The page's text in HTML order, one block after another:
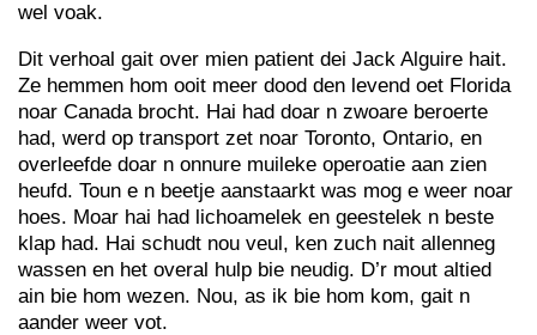
wel voak.
Dit verhoal gait over mien patient dei Jack Alguire hait.
Ze hemmen hom ooit meer dood den levend oet Florida
noar Canada brocht. Hai had doar n zwoare beroerte
had, werd op transport zet noar Toronto, Ontario, en
overleefde doar n onnure muileke operoatie aan zien
heufd. Toun e n beetje aanstaarkt was mog e weer noar
hoes. Moar hai had lichoamelek en geestelek n beste
klap had. Hai schudt nou veul, ken zuch nait allenneg
wassen en het overal hulp bie neudig. D’r mout altied
ain bie hom wezen. Nou, as ik bie hom kom, gait n
aander weer vot.